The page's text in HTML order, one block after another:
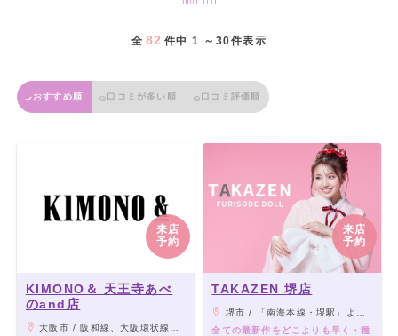
全 82 件中 1 ～30件表示
おすすめ順 口コミが多い順 口コミ評価順
来店
予約
KIMONO＆ 天王寺あべ
のand店
大阪市 / 阪和線、大阪環状線、大和路線「JR天王寺駅」下車「ミオステーション1F中央口」より徒歩5分。 大阪メトロ御堂筋線「天王寺駅」下車「西改札」より徒歩5分。 大阪メトロ谷町線「阿部野駅」下車「北改札、1番出口」より徒歩3分。 阪堺電車「阿部野駅」下車徒歩3分。
来店
予約
TAKAZEN 堺店
堺市 / 「南海本線・堺駅」より西出口にて直結 !
全ての最新作をどこよりも早く・種